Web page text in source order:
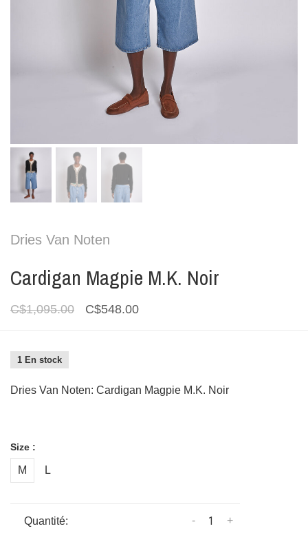
Dries Van Noten
Cardigan Magpie M.K. Noir
C$1,095.00 C$548.00
1 En stock
Dries Van Noten: Cardigan Magpie M.K. Noir
Size :
M L
Quantité: +
-